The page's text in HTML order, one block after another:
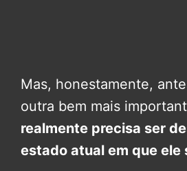
Mas, honestamente,
outra bem mais
realmente precisa ser
estado atual em que ele